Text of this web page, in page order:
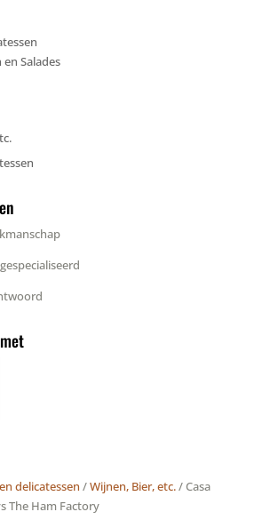
delicatessen /Wijnen, Bier, etc./ Casa
The Ham Factory
Salades